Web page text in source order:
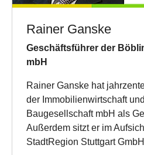
Rainer Ganske
Geschäftsführer der
mbH
Rainer Ganske hat
der Immobilienwirtschaft
Baugesellschaft mbH als
Außerdem sitzt er im
StadtRegion Stuttgart